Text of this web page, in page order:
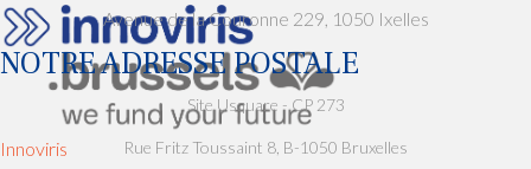
Innoviris
Avenue de la Couronne 229, 1050 Ixelles
NOTRE ADRESSE POSTALE
Site Usquare - CP 273
Rue Fritz Toussaint 8, B-1050 Bruxelles